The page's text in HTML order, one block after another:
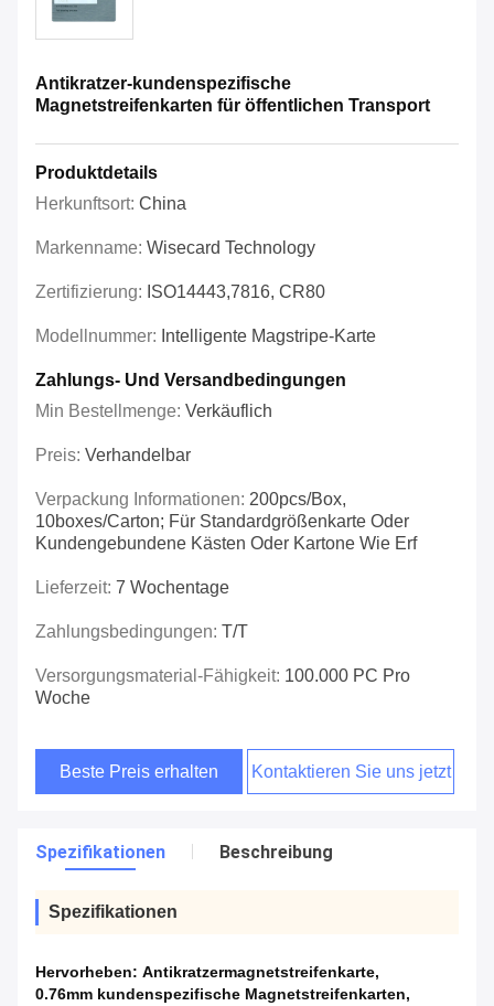
Antikratzer-kundenspezifische
Magnetstreifenkarten für öffentlichen Transport
Produktdetails
Herkunftsort: China
Markenname: Wisecard Technology
Zertifizierung: ISO14443,7816, CR80
Modellnummer: Intelligente Magstripe-Karte
Zahlungs- Und Versandbedingungen
Min Bestellmenge: Verkäuflich
Preis: Verhandelbar
Verpackung Informationen: 200pcs/box,
10boxes/carton; Für Standardgrößenkarte Oder
Kundengebundene Kästen Oder Kartone Wie Erf
Lieferzeit: 7 Wochentage
Zahlungsbedingungen: T/T
Versorgungsmaterial-Fähigkeit: 100.000 PC Pro
Woche
Beste Preis erhalten Kontaktieren Sie uns jetzt
Spezifikationen Beschreibung
Spezifikationen
Hervorheben: Antikratzermagnetstreifenkarte,
0.76mm kundenspezifische Magnetstreifenkarten,